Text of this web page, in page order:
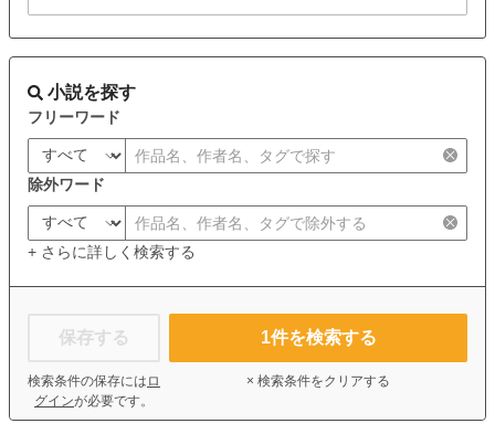
小説を探す
フリーワード
除外ワード
+ さらに詳しく検索する
保存する
検索条件の保存には ロ
グインが必要です。
1件を検索する
× 検索条件をクリアする